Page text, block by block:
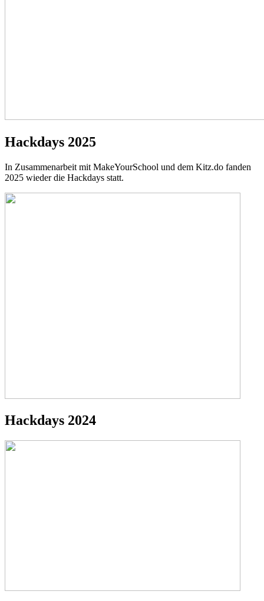
Hackdays 2025
In Zusammenarbeit mit MakeYourSchool und dem Kitz.do fanden
2025 wieder die Hackdays statt.
Hackdays 2024